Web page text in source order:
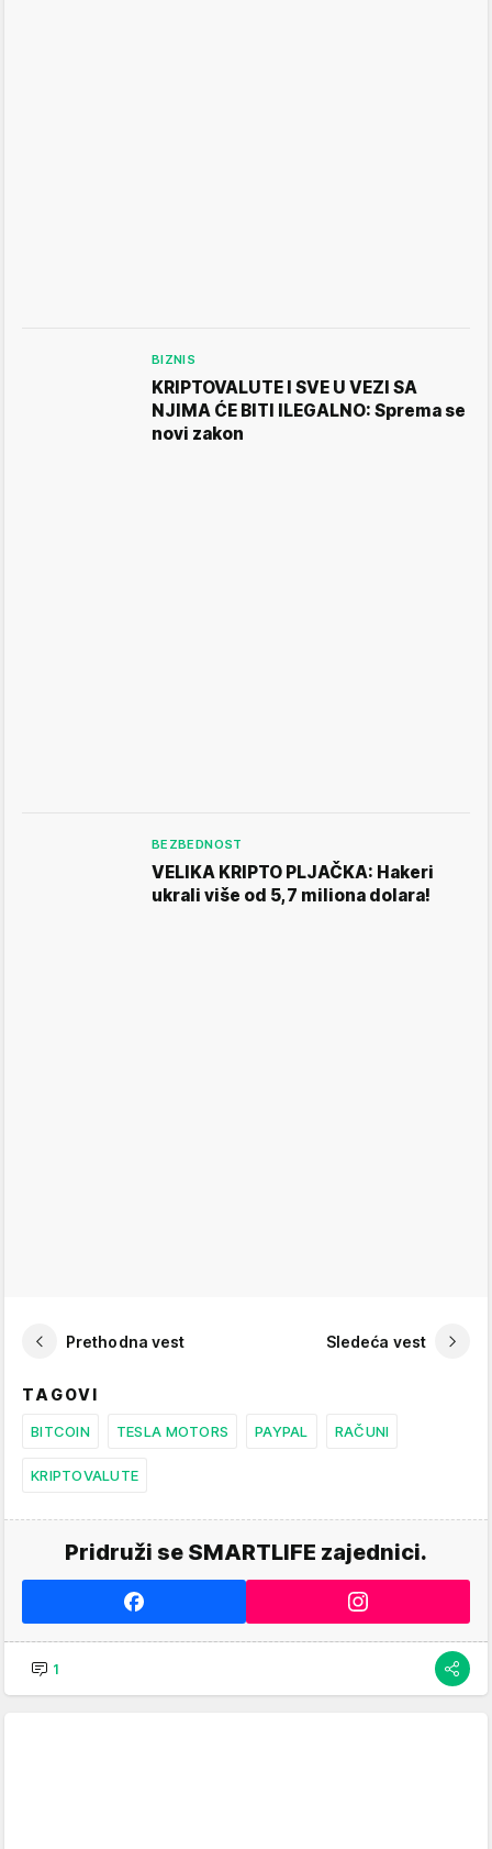
BIZNIS
KRIPTOVALUTE I SVE U VEZI SA
NJIMA ĆE BITI ILEGALNO: Sprema se
novi zakon
BEZBEDNOST
VELIKA KRIPTO PLJAČKA: Hakeri
ukrali više od 5,7 miliona dolara!
Prethodna vest Sledeća vest
TAGOVI
BITCOIN TESLA MOTORS PAYPAL RAČUNI
KRIPTOVALUTE
Pridruži se SMARTLIFE zajednici.
1